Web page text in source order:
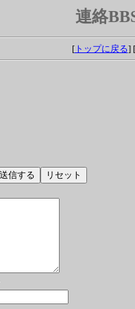
連絡
[トップに戻る] [